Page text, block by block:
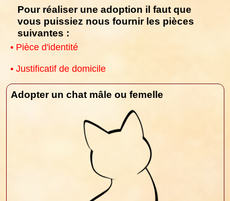
Pour réaliser une adoption il faut que
vous puissiez nous fournir les pièces
suivantes :
• Pièce d'identité
• Justificatif de domicile
Adopter un chat mâle ou femelle